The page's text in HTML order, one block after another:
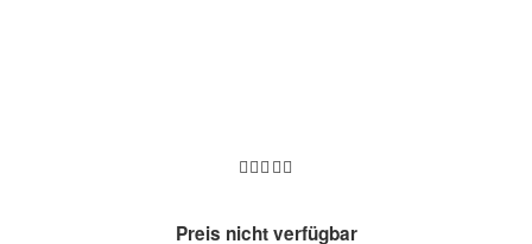
Preis nicht verfügbar